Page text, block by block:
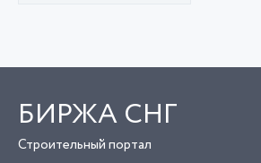
БИРЖА СНГ
Строительный портал